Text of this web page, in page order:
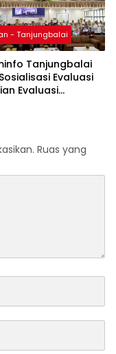
- Tanjungbalai
Tanjungbalai
Evaluasi
Evaluasi
Ruas yang